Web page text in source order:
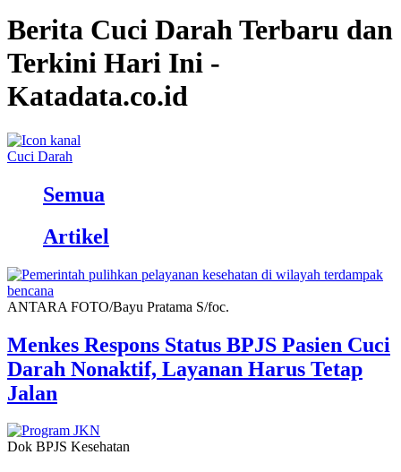
Berita Cuci Darah Terbaru dan
Terkini Hari Ini -
Katadata.co.id
Cuci Darah
Semua
Artikel
ANTARA FOTO/Bayu Pratama S/foc.
Menkes Respons Status BPJS Pasien Cuci
Darah Nonaktif, Layanan Harus Tetap
Jalan
Dok BPJS Kesehatan